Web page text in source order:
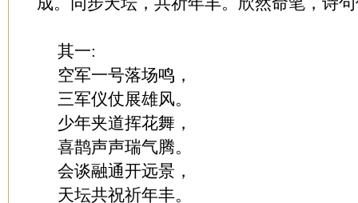
其一:
空军一号落场鸣，
三军仪仗展雄风。
少年夹道挥花舞，
喜鹊声声瑞气腾。
会谈融通开远景，
天坛共祝祈年丰。